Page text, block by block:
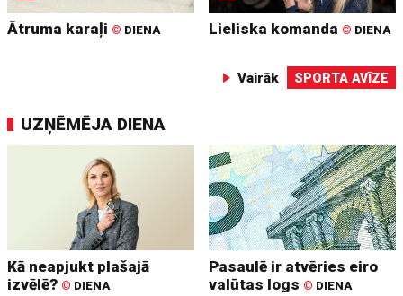
Ātruma karaļi © DIENA Lieliska komanda © DIENA
Vairāk SPORTA AVĪZE
UZŅĒMĒJA DIENA
Kā neapjukt plašajā
izvēlē? © DIENA
Pasaulē ir atvēries eiro
valūtas logs © DIENA